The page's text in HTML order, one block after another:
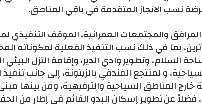
والمجتمعات العمرانية، الموقف التنفيذي
بما في ذلك نسب التنفيذ الفعلية لمكوناته
السلام، وتطوير وادي الدير، وإقامة النزل البيئي
والمنتجع الفندقي بالزيتونة، إلى جانب
خارج المناطق السياحية والترفيهية، ومن بينها
فضلاً عن تطوير إسكان البدو القائم في إطار من